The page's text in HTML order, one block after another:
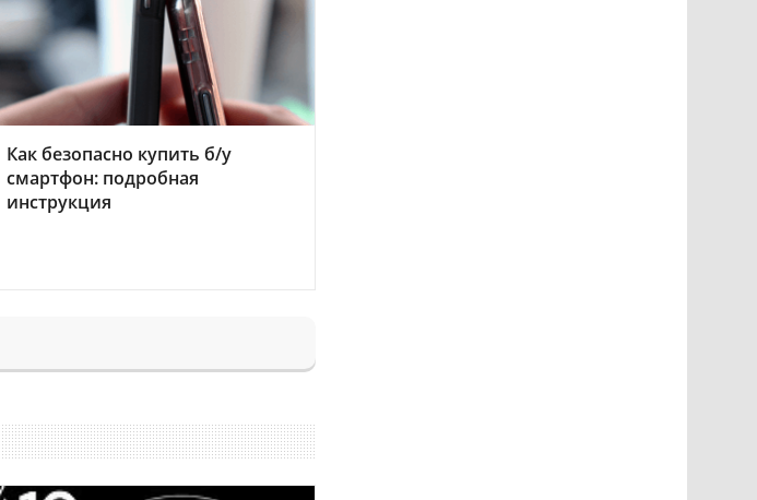
Как безопасно купить б/у
смартфон: подробная
инструкция